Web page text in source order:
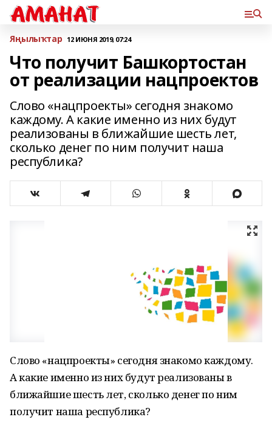
Яңылыҡтар 12 ИЮНЯ 2019, 07:24
Что получит Башкортостан
от реализации нацпроектов
Слово «нацпроекты» сегодня знакомо
каждому. А какие именно из них будут
реализованы в ближайшие шесть лет,
сколько денег по ним получит наша
республика?
Слово «нацпроекты» сегодня знакомо каждому.
А какие именно из них будут реализованы в
ближайшие шесть лет, сколько денег по ним
получит наша республика?